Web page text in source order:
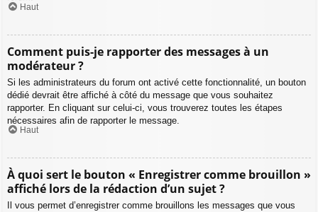
Haut
Comment puis-je rapporter des messages à un
modérateur ?
Si les administrateurs du forum ont activé cette fonctionnalité, un bouton
dédié devrait être affiché à côté du message que vous souhaitez
rapporter. En cliquant sur celui-ci, vous trouverez toutes les étapes
nécessaires afin de rapporter le message.
Haut
À quoi sert le bouton « Enregistrer comme brouillon »
affiché lors de la rédaction d’un sujet ?
Il vous permet d’enregistrer comme brouillons les messages que vous